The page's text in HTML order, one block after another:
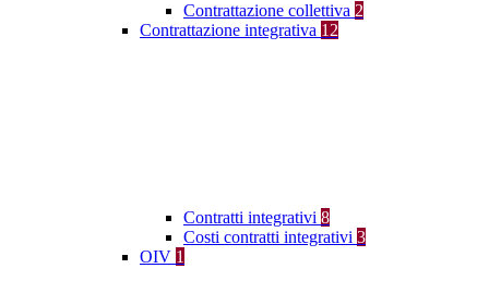
Contrattazione collettiva 2
Contrattazione integrativa 12
Contratti integrativi 8
Costi contratti integrativi 3
OIV 1